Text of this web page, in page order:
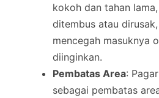
kokoh dan tahan
ditembus atau
mencegah masuknya
diinginkan.
Pembatas Area:
sebagai pembatas